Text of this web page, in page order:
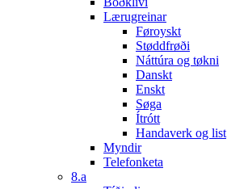
Lærugreinar
Føroyskt
Støddfrøði
Náttúra og tøkni
Danskt
Enskt
Søga
Ítrótt
Handaverk og list
Myndir
Telefonketa
8.a